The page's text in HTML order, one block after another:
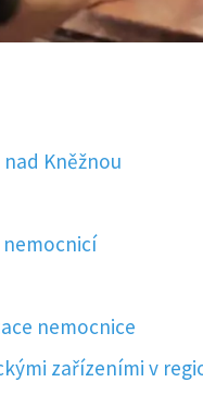
Kněžnou
nemocnice
zařízeními v